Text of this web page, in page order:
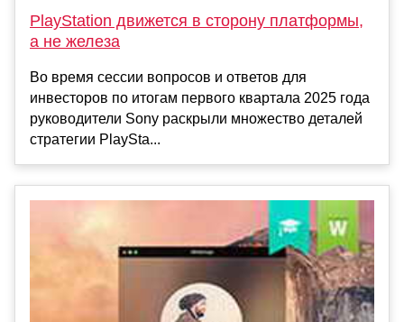
PlayStation движется в сторону платформы,
а не железа
Во время сессии вопросов и ответов для
инвесторов по итогам первого квартала 2025 года
руководители Sony раскрыли множество деталей
стратегии PlaySta...